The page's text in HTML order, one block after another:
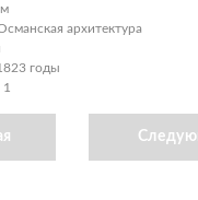
архитектура
годы
1